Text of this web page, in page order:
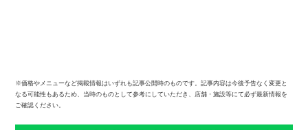
※価格やメニューなど掲載情報はいずれも記事公開時のものです。記事内容は今後予告なく変更と
なる可能性もあるため、当時のものとして参考にしていただき、店舗・施設等にて必ず最新情報を
ご確認ください。